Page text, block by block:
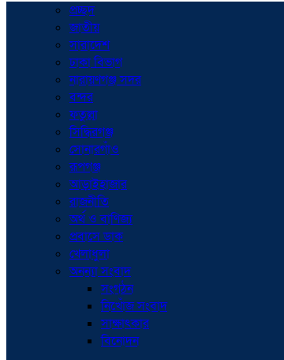
প্রচ্ছদ
জাতীয়
সারাদেশ
ঢাকা বিভাগ
নারায়ণগঞ্জ সদর
বন্দর
ফতুল্লা
সিদ্ধিরগঞ্জ
সোনারগাঁও
রূপগঞ্জ
আড়াইহাজার
রাজনীতি
অর্থ ও বাণিজ্য
প্রবাসে ডাক
খেলাধুলা
অনন্যা সংবাদ
সংগঠন
নিখোঁজ সংবাদ
সাক্ষাৎকার
বিনোদন